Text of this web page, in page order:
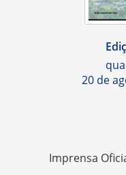
20 de
Imprensa